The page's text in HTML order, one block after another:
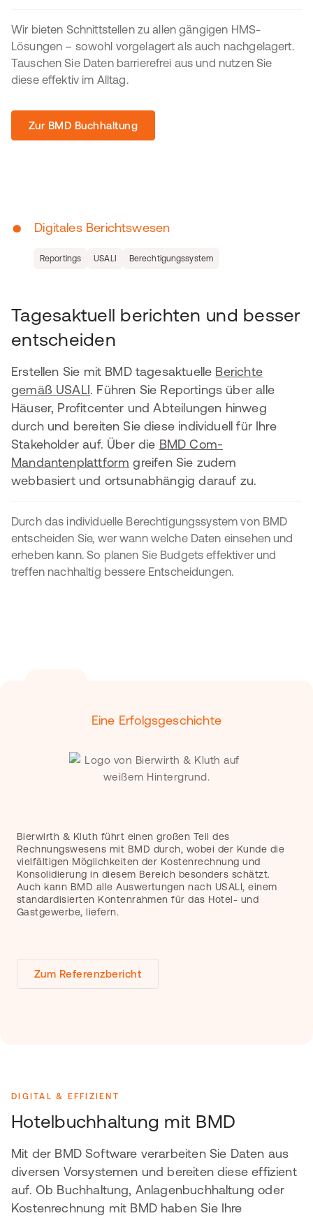
Wir bieten Schnittstellen zu allen gängigen HMS-
Lösungen – sowohl vorgelagert als auch nachgelagert.
Tauschen Sie Daten barrierefrei aus und nutzen Sie
diese effektiv im Alltag.
Zur BMD Buchhaltung
• Digitales Berichtswesen
Reportings USALI Berechtigungssystem
Tagesaktuell berichten und besser
entscheiden
Erstellen Sie mit BMD tagesaktuelle Berichte
gemäß USALI. Führen Sie Reportings über alle
Häuser, Profitcenter und Abteilungen hinweg
durch und bereiten Sie diese individuell für Ihre
Stakeholder auf. Über die BMD Com-
Mandantenplattform greifen Sie zudem
webbasiert und ortsunabhängig darauf zu.
Durch das individuelle Berechtigungssystem von BMD
entscheiden Sie, wer wann welche Daten einsehen und
erheben kann. So planen Sie Budgets effektiver und
treffen nachhaltig bessere Entscheidungen.
Eine Erfolgsgeschichte
Bierwirth & Kluth führt einen großen Teil des
Rechnungswesens mit BMD durch, wobei der Kunde die
vielfältigen Möglichkeiten der Kostenrechnung und
Konsolidierung in diesem Bereich besonders schätzt.
Auch kann BMD alle Auswertungen nach USALI, einem
standardisierten Kontenrahmen für das Hotel- und
Gastgewerbe, liefern.
Zum Referenzbericht
DIGITAL & EFFIZIENT
Hotelbuchhaltung mit BMD
Mit der BMD Software verarbeiten Sie Daten aus
diversen Vorsystemen und bereiten diese effizient
auf. Ob Buchhaltung, Anlagenbuchhaltung oder
Kostenrechnung mit BMD haben Sie Ihre